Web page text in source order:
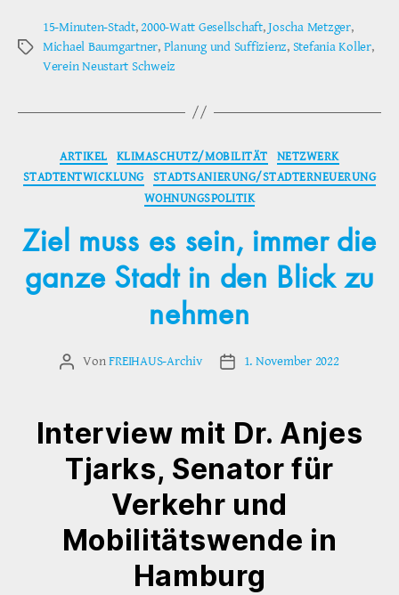
Schlagwörter
15-Minuten-Stadt,2000-Watt Gesellschaft,Joscha Metzger,
Michael Baumgartner, Planung und Suffizienz, Stefania Koller,
Verein Neustart Schweiz
Kategorien
ARTIKEL KLIMASCHUTZ/MOBILITÄT
NETZWERK
STADTENTWICKLUNG STADTSANIERUNG/STADTERNEUERUNG
WOHNUNGSPOLITIK
Ziel muss es sein, immer die
ganze Stadt in den Blick zu
nehmen
Beitragsautor
VonFREIHAUS-Archiv Veröffentlichungsdatum
1. November 2022
Interview mit Dr. Anjes
Tjarks, Senator für
Verkehr und
Mobilitätswende in
Hamburg